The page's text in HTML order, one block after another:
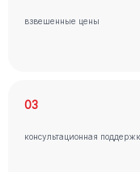
взвешенные цены
03
консультационная